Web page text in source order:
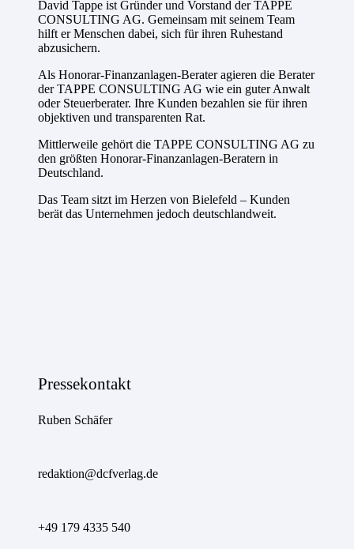
David Tappe ist Gründer und Vorstand der TAPPE
CONSULTING AG. Gemeinsam mit seinem Team
hilft er Menschen dabei, sich für ihren Ruhestand
abzusichern.
Als Honorar-Finanzanlagen-Berater agieren die Berater
der TAPPE CONSULTING AG wie ein guter Anwalt
oder Steuerberater. Ihre Kunden bezahlen sie für ihren
objektiven und transparenten Rat.
Mittlerweile gehört die TAPPE CONSULTING AG zu
den größten Honorar-Finanzanlagen-Beratern in
Deutschland.
Das Team sitzt im Herzen von Bielefeld – Kunden
berät das Unternehmen jedoch deutschlandweit.
Pressekontakt
Ruben Schäfer
redaktion@dcfverlag.de
+49 179 4335 540